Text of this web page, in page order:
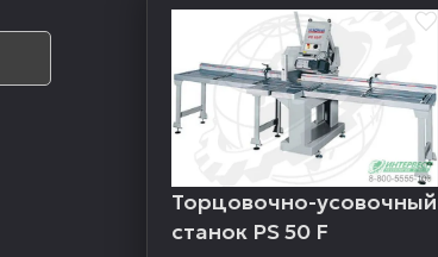
Торцовочно-усовочный
станок PS 50 F